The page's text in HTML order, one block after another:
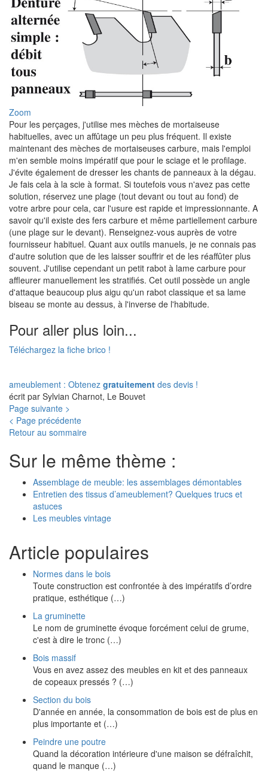
Zoom
Pour les perçages, j'utilise mes mèches de mortaiseuse
habituelles, avec un affûtage un peu plus fréquent. Il existe
maintenant des mèches de mortaiseuses carbure, mais l'emploi
m'en semble moins impératif que pour le sciage et le profilage.
J'évite également de dresser les chants de panneaux à la dégau.
Je fais cela à la scie à format. Si toutefois vous n'avez pas cette
solution, réservez une plage (tout devant ou tout au fond) de
votre arbre pour cela, car l'usure est rapide et impressionnante. A
savoir qu'il existe des fers carbure et même partiellement carbure
(une plage sur le devant). Renseignez-vous auprès de votre
fournisseur habituel. Quant aux outils manuels, je ne connais pas
d'autre solution que de les laisser souffrir et de les réaffûter plus
souvent. J'utilise cependant un petit rabot à lame carbure pour
affleurer manuellement les stratifiés. Cet outil possède un angle
d'attaque beaucoup plus aigu qu'un rabot classique et sa lame
biseau se monte au dessus, à l'inverse de l'habitude.
Pour aller plus loin...
Téléchargez la fiche brico !
ameublement : Obtenez gratuitement des devis !
écrit par Sylvian Charnot, Le Bouvet
Page suivante >
< Page précédente
Retour au sommaire
Sur le même thème :
Assemblage de meuble: les assemblages démontables
Entretien des tissus d’ameublement? Quelques trucs et
astuces
Les meubles vintage
Article populaires
Normes dans le bois
Toute construction est confrontée à des impératifs d’ordre
pratique, esthétique (…)
La gruminette
Le nom de gruminette évoque forcément celui de grume,
c'est à dire le tronc (…)
Bois massif
Vous en avez assez des meubles en kit et des panneaux
de copeaux pressés ? (…)
Section du bois
D'année en année, la consommation de bois est de plus en
plus importante et (…)
Peindre une poutre
Quand la décoration intérieure d'une maison se défraîchit,
quand le manque (…)